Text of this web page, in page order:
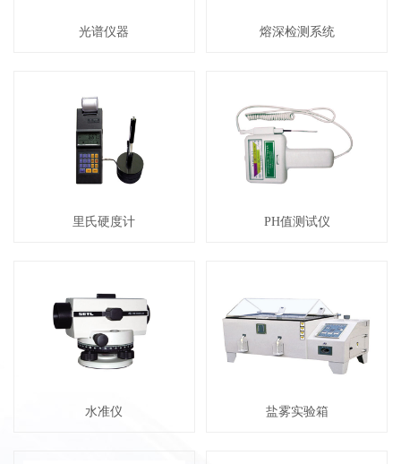
光谱仪器 熔深检测系统
里氏硬度计 PH值测试仪
水准仪 盐雾实验箱